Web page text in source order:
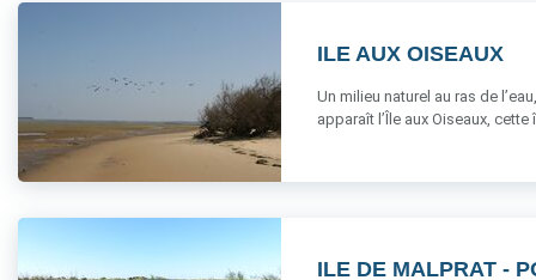
ILE AUX OISEAUX
Un milieu naturel au ras de
apparaît l’Île aux Oiseaux, cette
ILE DE MALPRAT -